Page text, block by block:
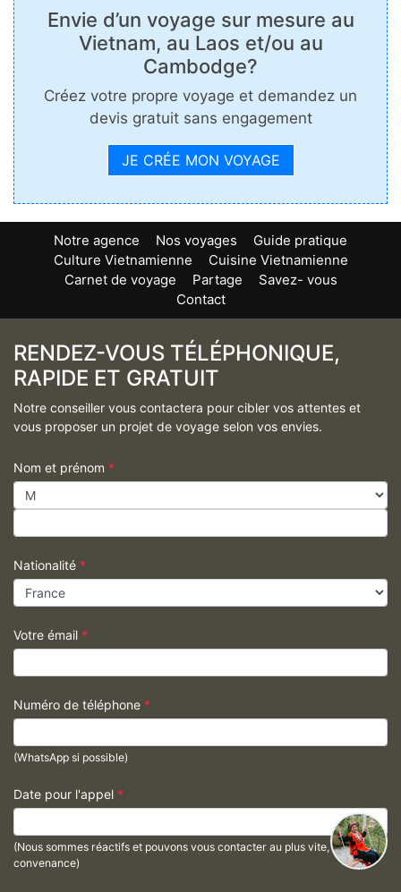
Envie d’un voyage sur mesure au
Vietnam, au Laos et/ou au
Cambodge?
Créez votre propre voyage et demandez un
devis gratuit sans engagement
JE CRÉE MON VOYAGE
Notre agence Nos voyages
Guide pratique
Culture Vietnamienne
Cuisine Vietnamienne
Carnet de voyage
Partage
Savez- vous
Contact
RENDEZ-VOUS TÉLÉPHONIQUE,
RAPIDE ET GRATUIT
Notre conseiller vous contactera pour cibler vos attentes et
vous proposer un projet de voyage selon vos envies.
Nom et prénom *
Nationalité *
Votre émail *
Numéro de téléphone *
(WhatsApp si possible)
Date pour l'appel *
(Nous sommes réactifs et pouvons vous contacter au plus vite, à votre
convenance)